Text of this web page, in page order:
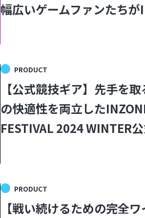
幅広いゲームファンたちが
PRODUCT
【公式競技ギア】先手を
の快適性を両立した
FESTIVAL 2024 WINTER
PRODUCT
【戦い続けるための完全